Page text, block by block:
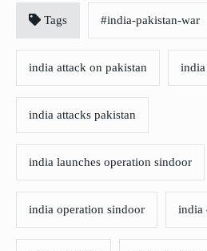
Tags #india-pakistan-war
india attack on pakistan india
india attacks pakistan
india launches operation sindoor
india operation sindoor india